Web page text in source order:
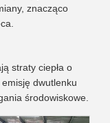
znacząco
straty ciepła o
dwutlenku
środowiskowe.